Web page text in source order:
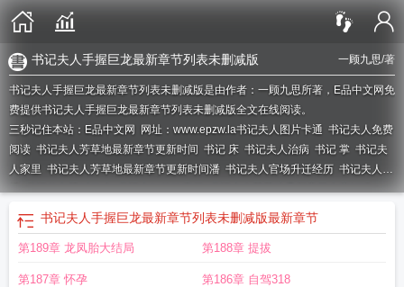
一顾九思/著
书记夫人手握巨龙最新章节列表未删减版
书记夫人手握巨龙最新章节列表未删减版是由作者：一顾九思所著，E品中文网免
费提供书记夫人手握巨龙最新章节列表未删减版全文在线阅读。
三秒记住本站：E品中文网 网址：www.epzw.la书记夫人图片卡通 书记夫人免费
阅读 书记夫人芳草地最新章节更新时间 书记 床 书记夫人治病 书记 掌 书记夫
人家里 书记夫人芳草地最新章节更新时间潘 书记夫人官场升迁经历 书记夫人
揉书记的老婆叫什么书记夫妇的故事三书记夫人芳草地最新章节内容解读
书记玩处
书记夫人手握巨龙最新章节列表未删减版最新章节
第189章 龙凤胎大结局 第188章 提拔
第187章 怀孕 第186章 自驾318